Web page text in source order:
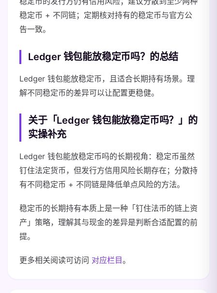
稳定币 + 不同链；定期核对持有的稳定币与官方公
告一致。
Ledger 钱包能放稳定币吗？的总结
Ledger 钱包能放稳定币，且适合长期持有场景。理
解不同稳定币的差异可以让配置更稳健。
关于「Ledger 钱包能放稳定币吗？」的
实操补充
Ledger 钱包能放稳定币吗的长期视角：稳定币虽然
钉住法定货币，但发行方信用风险长期存在；分散持
有不同稳定币 + 不同链是降低单点风险的方法。
稳定币的长期持有本质上是一种「钉住法币的链上资
产」策略，理解其与现金的差异是判断合适配置的前
提。
更多相关阅读可访问 对应栏目。